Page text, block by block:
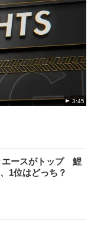
3:45
エースがトップ 鯉
1位はどっち？